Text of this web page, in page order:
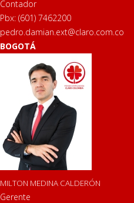
Contador
Pbx: (601) 7462200
pedro.damian.ext@claro.com.co
BOGOTÁ
MILTON MEDINA CALDERÓN
Gerente